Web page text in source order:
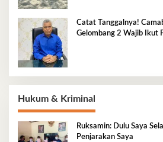
Catat Tanggalnya!
Gelombang 2 Wajib Ikut
Hukum & Kriminal
Ruksamin: Dulu Saya
Penjarakan Saya